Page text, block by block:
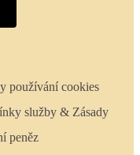
používání cookies
služby & Zásady
peněz